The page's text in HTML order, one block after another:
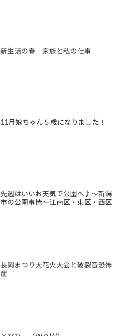
新生活の春 家族と私の仕事
11月娘ちゃん５歳になりました！
先週はいいお天気で公園へ♪〜新潟
市の公園事情〜江南区・東区・西区
長岡まつり大花火大会と破裂音恐怖
症